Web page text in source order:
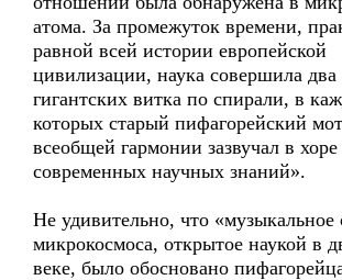
атома. За промежуток времени,
равной всей истории европейской
цивилизации, наука совершила два
гигантских витка по спирали, в
которых старый пифагорейский
всеобщей гармонии зазвучал в
современных научных знаний».
Не удивительно, что «музыкальное
микрокосмоса, открытое наукой в
веке, было обосновано